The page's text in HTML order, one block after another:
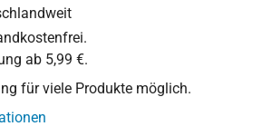
ab 5,99 €.
für viele Produkte möglich.